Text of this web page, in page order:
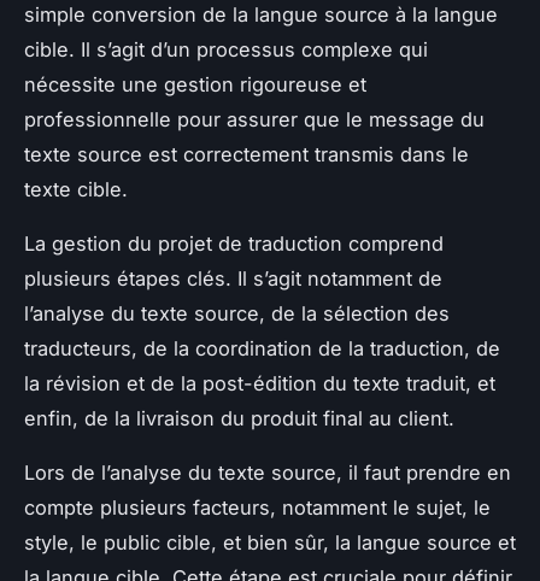
simple conversion de la langue source à la langue
cible. Il s’agit d’un processus complexe qui
nécessite une gestion rigoureuse et
professionnelle pour assurer que le message du
texte source est correctement transmis dans le
texte cible.
La gestion du projet de traduction comprend
plusieurs étapes clés. Il s’agit notamment de
l’analyse du texte source, de la sélection des
traducteurs, de la coordination de la traduction, de
la révision et de la post-édition du texte traduit, et
enfin, de la livraison du produit final au client.
Lors de l’analyse du texte source, il faut prendre en
compte plusieurs facteurs, notamment le sujet, le
style, le public cible, et bien sûr, la langue source et